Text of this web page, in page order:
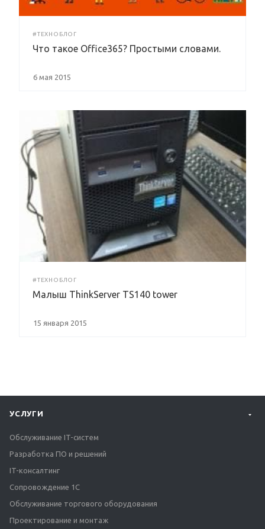
#ТЕХНОБЛОГ
Что такое Office365? Простыми словами.
6 мая 2015
#ТЕХНОБЛОГ
Малыш ThinkServer TS140 tower
15 января 2015
УСЛУГИ
Обслуживание IT-систем
Разработка ПО и решений
IT-консалтинг
Сопровождение 1С
Обслуживание торгового оборудования
Проектирование и монтаж